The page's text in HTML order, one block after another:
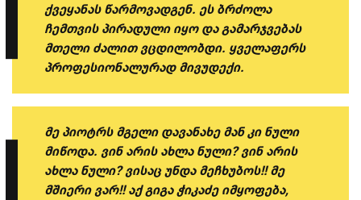
ქვეყანას წარმოვადგენ. ეს ბრძოლა
ჩემთვის პირადული იყო და გამარჯვებას
მთელი ძალით ვცდილობდი. ყველაფერს
პროფესიონალურად მივუდექი.
მე პიოტრს მგელი დავანახე მან კი ნული
მიწოდა. ვინ არის ახლა ნული? ვინ არის
ახლა ნული? ვისაც უნდა მეჩხუბოს!! მე
მშიერი ვარ!! აქ გიგა ჭიკაძე იმყოფება,